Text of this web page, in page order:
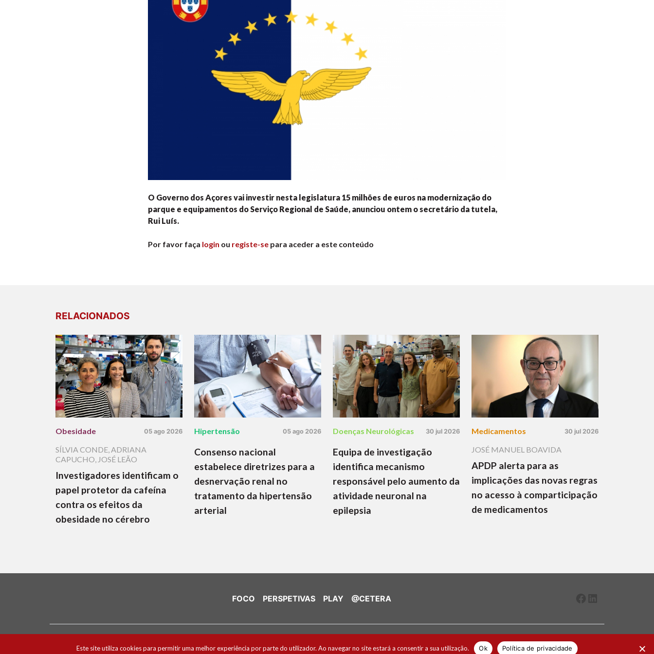
O Governo dos Açores vai investir nesta legislatura 15 milhões de euros na modernização do
parque e equipamentos do Serviço Regional de Saúde, anunciou ontem o secretário da tutela,
Rui Luís.
Por favor faça login ou registe-se para aceder a este conteúdo
RELACIONADOS
Obesidade 05 ago 2026
SÍLVIA CONDE,ADRIANA
CAPUCHO, JOSÉ LEÃO
Investigadores identificam o
papel protetor da cafeína
contra os efeitos da
obesidade no cérebro
Hipertensão 05 ago 2026
Consenso nacional
estabelece diretrizes para a
desnervação renal no
tratamento da hipertensão
arterial
Doenças Neurológicas 30 jul 2026
Equipa de investigação
identifica mecanismo
responsável pelo aumento da
atividade neuronal na
epilepsia
Medicamentos 30 jul 2026
JOSÉ MANUEL BOAVIDA
APDP alerta para as
implicações das novas regras
no acesso à comparticipação
de medicamentos
FOCO PERSPETIVAS PLAY @CETERA
Este site utiliza cookies para permitir uma melhor experiência por parte do utilizador. Ao navegar no site estará a consentir a sua utilização. Ok Política de privacidade